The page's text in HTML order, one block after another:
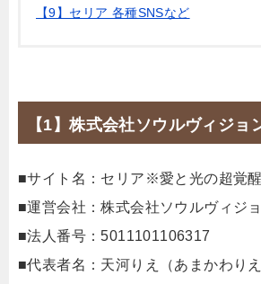
【9】セリア 各種SNSなど
【1】株式会社ソウルヴィジョ
■サイト名：セリア※愛と光の超覚醒
■運営会社：株式会社ソウルヴィジ
■法人番号：5011101106317
■代表者名：天河りえ（あまかわりえ